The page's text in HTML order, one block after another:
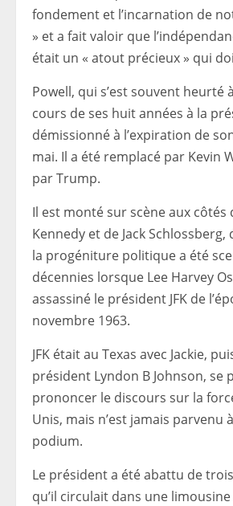
fondement et l’incarnation de
» et a fait valoir que
était un « atout précieux » qui
Powell, qui s’est souvent heurté
cours de ses huit années à la
démissionné à l’expiration de
mai. Il a été remplacé par Kevin
par Trump.
Il est monté sur scène aux côtés
Kennedy et de Jack
la progéniture politique a été
décennies lorsque Lee Harvey
assassiné le président JFK de
novembre 1963.
JFK était au Texas avec Jackie,
président Lyndon B Johnson, se
prononcer le discours sur la
Unis, mais n’est jamais parvenu
podium.
Le président a été abattu de
qu’il circulait dans une